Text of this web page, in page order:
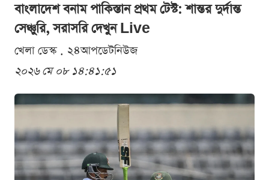
বাংলাদেশ বনাম পাকিস্তান প্রথম টেস্ট: শান্তর দুর্দান্ত
সেঞ্চুরি, সরাসরি দেখুন Live
খেলা ডেস্ক . ২৪আপডেটনিউজ
২০২৬ মে ০৮ ১৪:৪১:৫১